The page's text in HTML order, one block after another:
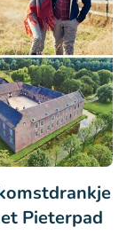
Pieterpad